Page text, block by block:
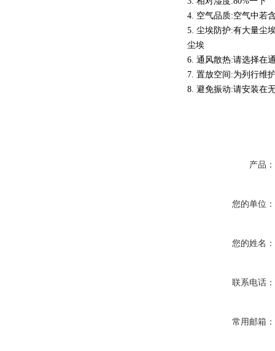
4. 空气品质:空气中若
5. 尘埃防护:有大量尘
尘埃
6. 通风散热:请选择在
7. 置放空间:为列行维
8. 避免振动:请安装在
产品：
您的单位：
您的姓名：
联系电话：
常用邮箱：